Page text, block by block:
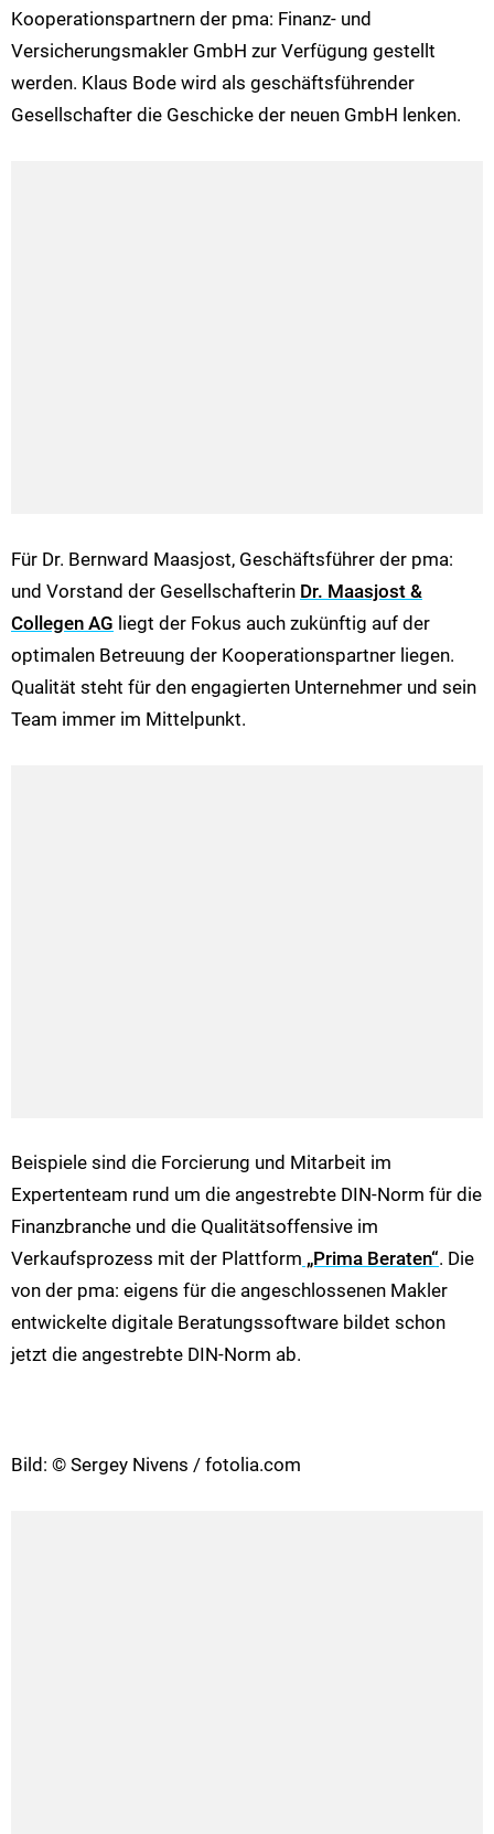
Kooperationspartnern der pma: Finanz- und
Versicherungsmakler GmbH zur Verfügung gestellt
werden. Klaus Bode wird als geschäftsführender
Gesellschafter die Geschicke der neuen GmbH lenken.
Für Dr. Bernward Maasjost, Geschäftsführer der pma:
und Vorstand der Gesellschafterin Dr. Maasjost &
Collegen AG liegt der Fokus auch zukünftig auf der
optimalen Betreuung der Kooperationspartner liegen.
Qualität steht für den engagierten Unternehmer und sein
Team immer im Mittelpunkt.
Beispiele sind die Forcierung und Mitarbeit im
Expertenteam rund um die angestrebte DIN-Norm für die
Finanzbranche und die Qualitätsoffensive im
Verkaufsprozess mit der Plattform „Prima Beraten“. Die
von der pma: eigens für die angeschlossenen Makler
entwickelte digitale Beratungssoftware bildet schon
jetzt die angestrebte DIN-Norm ab.
Bild: © Sergey Nivens / fotolia.com